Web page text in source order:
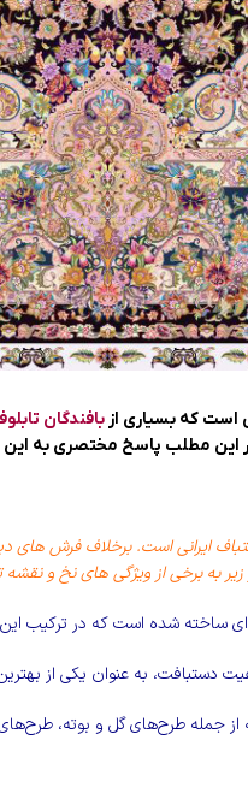
است که بسیاری از بافندگان
این مطلب پاسخ مختصری به
ایرانی است. برخلاف فرش های
به برخی از ویژگی های نخ و نقشه
ساخته شده است که در ترکیب
دستبافت، به عنوان یکی از
از جمله طرح‌های گل و بوته،